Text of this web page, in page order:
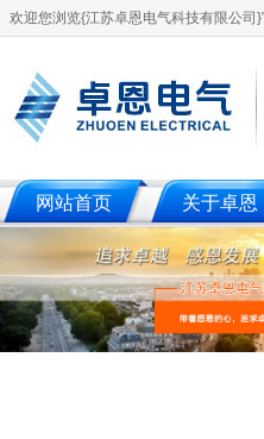
欢迎您浏览{江苏卓恩电气科技有限公
网站首页 关于卓恩